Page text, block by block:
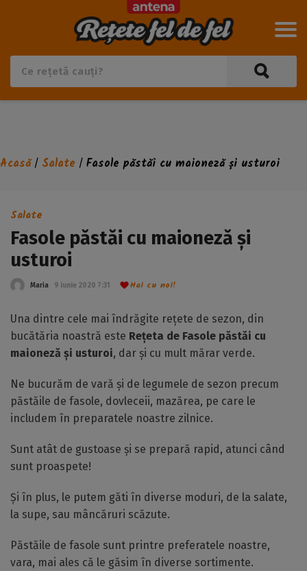
Acasă/ Salate / Fasole păstăi cu maioneză și usturoi
Salate
Fasole păstăi cu maioneză și
usturoi
Maria 9 iunie 2020 7:31 Hai cu noi!
Una dintre cele mai îndrăgite rețete de sezon, din
bucătăria noastră este Rețeta de Fasole păstăi cu
maioneză și usturoi, dar și cu mult mărar verde.
Ne bucurăm de vară și de legumele de sezon precum
păstăile de fasole, dovleceii, mazărea, pe care le
includem în preparatele noastre zilnice.
Sunt atât de gustoase și se prepară rapid, atunci când
sunt proaspete!
Și în plus, le putem găti în diverse moduri, de la salate,
la supe, sau mâncăruri scăzute.
Păstăile de fasole sunt printre preferatele noastre,
vara, mai ales că le găsim în diverse sortimente.